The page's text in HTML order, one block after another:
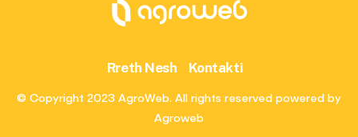
Rreth Nesh Kontakti
© Copyright 2023 AgroWeb. All rights reserved powered by
Agroweb